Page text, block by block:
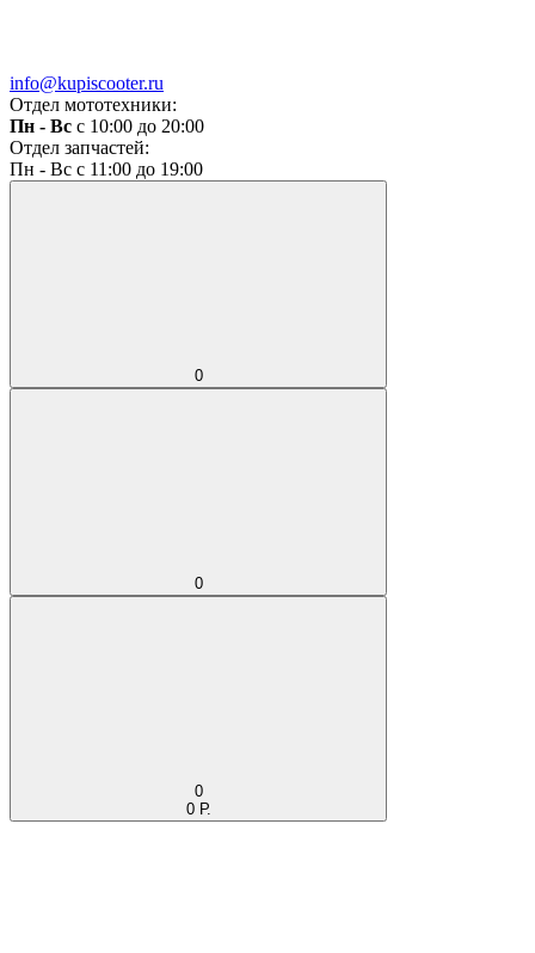
info@kupiscooter.ru
Отдел мототехники:
Пн - Вс с 10:00 до 20:00
Отдел запчастей:
Пн - Вс с 11:00 до 19:00
0
0
0
0 Р.